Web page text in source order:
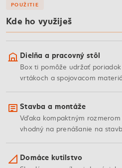
POUŽITIE
Kde ho využiješ
Dielňa a pracovný stôl
Box ti pomôže udržať
vrtákoch a spojovacom
Stavba a montáže
Vďaka kompaktným
vhodný na prenášanie na
Domáce kutilstvo